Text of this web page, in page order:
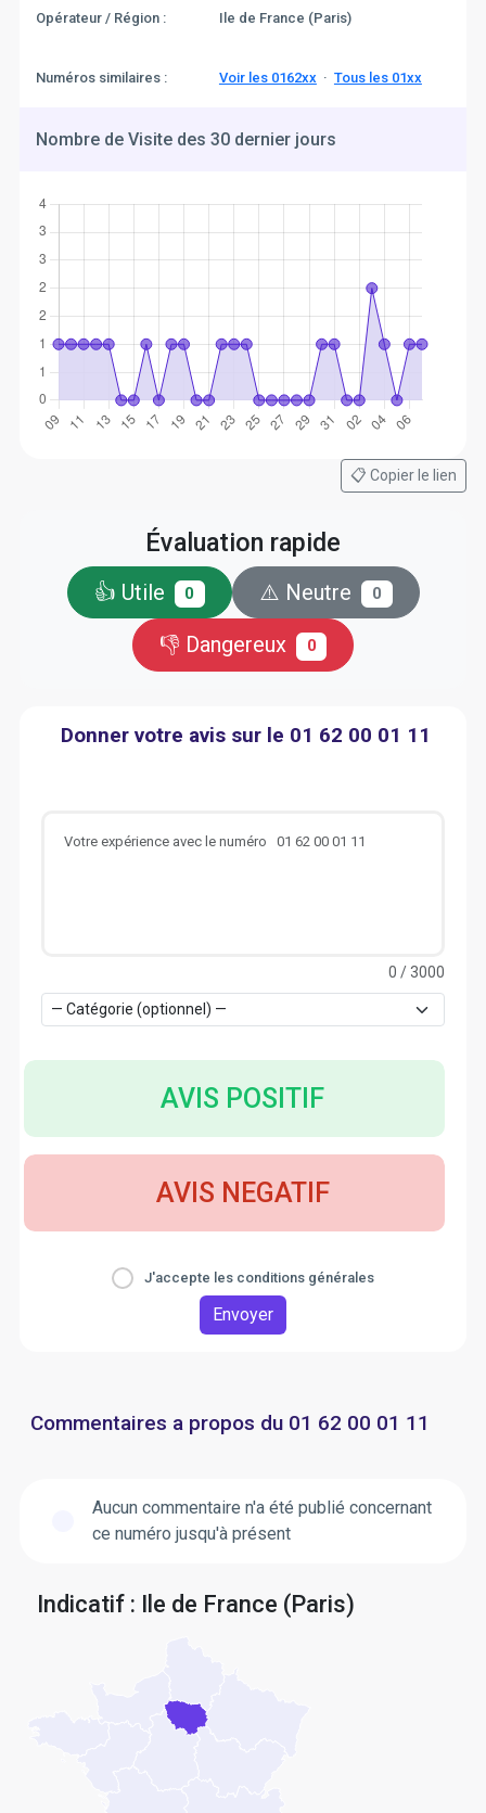
Opérateur / Région : Ile de France (Paris)
Numéros similaires : Voir les 0162xx· Tous les 01xx
Nombre de Visite des 30 dernier jours
📋 Copier le lien
Évaluation rapide
👍 Utile 0 ⚠️ Neutre 0
👎 Dangereux 0
Donner votre avis sur le 01 62 00 01 11
0 / 3000
AVIS POSITIF
AVIS NEGATIF
J'accepte les conditions générales
Envoyer
Commentaires a propos du 01 62 00 01 11
Aucun commentaire n'a été publié concernant
ce numéro jusqu'à présent
Indicatif : Ile de France (Paris)